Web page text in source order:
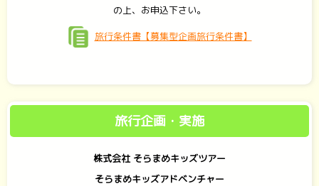
の上、お申込下さい。
旅行条件書【募集型企画旅行条件書】
旅行企画・実施
株式会社 そらまめキッズツアー
そらまめキッズアドベンチャー